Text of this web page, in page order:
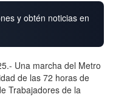
y obtén noticias en
Una marcha del Metro
de las 72 horas de
Trabajadores de la